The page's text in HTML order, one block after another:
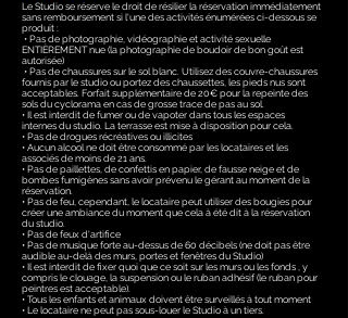
Le Studio se réserve le droit de résilier la réservation immédiatement
sans remboursement si l'une des activités énumérées ci-dessous se
produit :
• Pas de photographie, vidéographie et activité sexuelle
ENTIÈREMENT nue (la photographie de boudoir de bon goût est
autorisée)
• Pas de chaussures sur le sol blanc. Utilisez des couvre-chaussures
fournis par le studio ou portez des chaussettes, les pieds nus sont
acceptables. Forfait supplémentaire de 20€ pour la repeinte des
sols du cyclorama en cas de grosse trace de pas au sol.
• Il est interdit de fumer ou de vapoter dans tous les espaces
internes du studio. La terrasse est mise à disposition pour cela.
• Pas de drogues récréatives ou illicites
• Aucun alcool ne doit être consommé par les locataires et les
associés de moins de 21 ans.
• Pas de paillettes, de confettis en papier, de fausse neige et de
bombes fumigènes sans avoir prévenu le gérant au moment de la
réservation.
• Pas de feu, cependant, le locataire peut utiliser des bougies pour
créer une ambiance du moment que cela à été dit à la réservation
du studio.
• Pas de feux d'artifice
• Pas de musique forte au-dessus de 60 décibels (ne doit pas être
audible au-delà des murs, portes et fenêtres du Studio)
• Il est interdit de fixer quoi que ce soit sur les murs ou les fonds , y
compris le clouage, la suspension ou le ruban adhésif (le ruban pour
peintres est acceptable).
• Tous les enfants et animaux doivent être surveillés à tout moment
• Le locataire ne peut pas sous-louer le Studio à un tiers.